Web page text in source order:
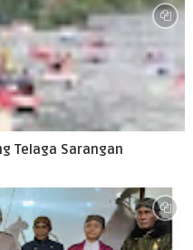
Telaga Sarangan